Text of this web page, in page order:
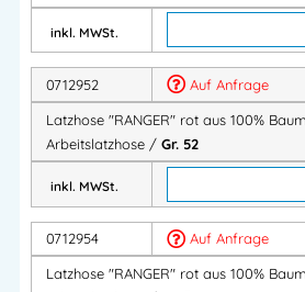
Komfortable Passform
Hochgeschnittene Form
Bundweite verstellbar
Elastische Gummiträger mit
Sicherer Sitz und hoher Komfort
Praktische Arbeitsdetails
inkl. MWSt.
0712952
Auf Anfrage
Latzhose "RANGER" rot aus 100%
Arbeitslatzhose / Gr. 52
inkl. MWSt.
0712954
Auf Anfrage
Latzhose "RANGER" rot aus 100%